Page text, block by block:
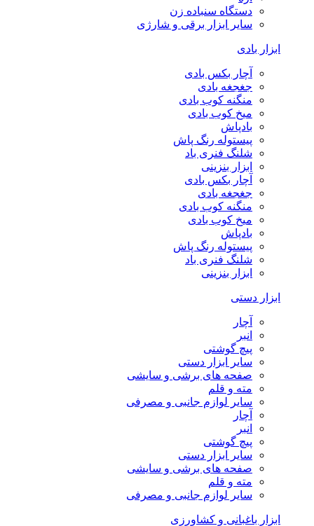
دستگاه سنباده زن
سایر ابزار برقی و شارژی
ابزار بادی
آچار بکس بادی
جغجغه بادی
منگنه کوب بادی
میخ کوب بادی
بادپاش
پیستوله رنگ پاش
شلنگ فنری باد
ابزار بنزینی
آچار بکس بادی
جغجغه بادی
منگنه کوب بادی
میخ کوب بادی
بادپاش
پیستوله رنگ پاش
شلنگ فنری باد
ابزار بنزینی
ابزار دستی
آچار
انبر
پیچ گوشتی
سایر ابزار دستی
صفحه های برشی و سایشی
مته و قلم
سایر لوازم جانبی و مصرفی
آچار
انبر
پیچ گوشتی
سایر ابزار دستی
صفحه های برشی و سایشی
مته و قلم
سایر لوازم جانبی و مصرفی
ابزار باغبانی و کشاورزی